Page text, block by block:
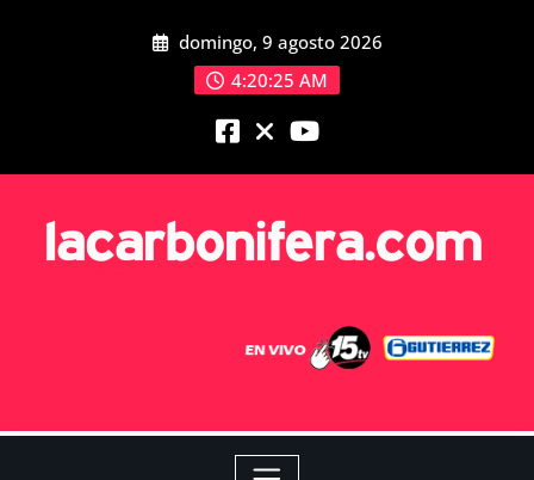
domingo, 9 agosto 2026
4:20:26 AM